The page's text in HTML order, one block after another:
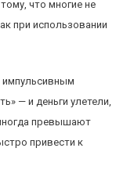
что многие не
при использовании
импульсивным
— и деньги улетели,
превышают
привести к